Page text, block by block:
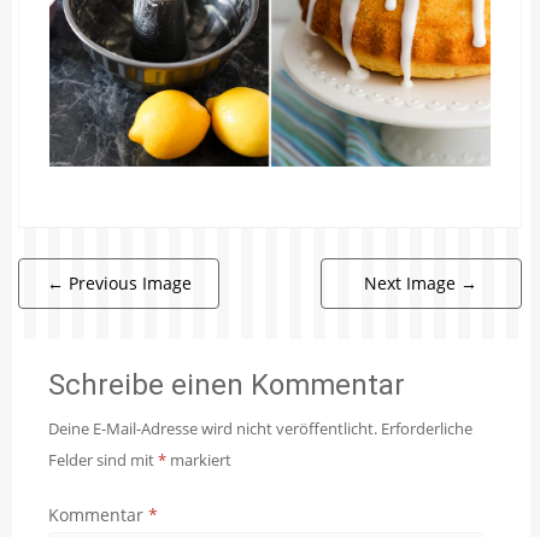
← Previous Image Next Image →
Schreibe einen Kommentar
Deine E-Mail-Adresse wird nicht veröffentlicht. Erforderliche
Felder sind mit* markiert
Kommentar *